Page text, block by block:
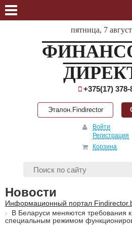
пятница, 7
+375(17) 378-
Эталон.Findirector
Войти
Регистрация
Корзина
Новости
Информационный портал
В Беларуси меняются требования
специальным режимом